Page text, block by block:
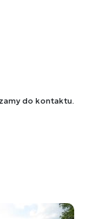
do kontaktu.